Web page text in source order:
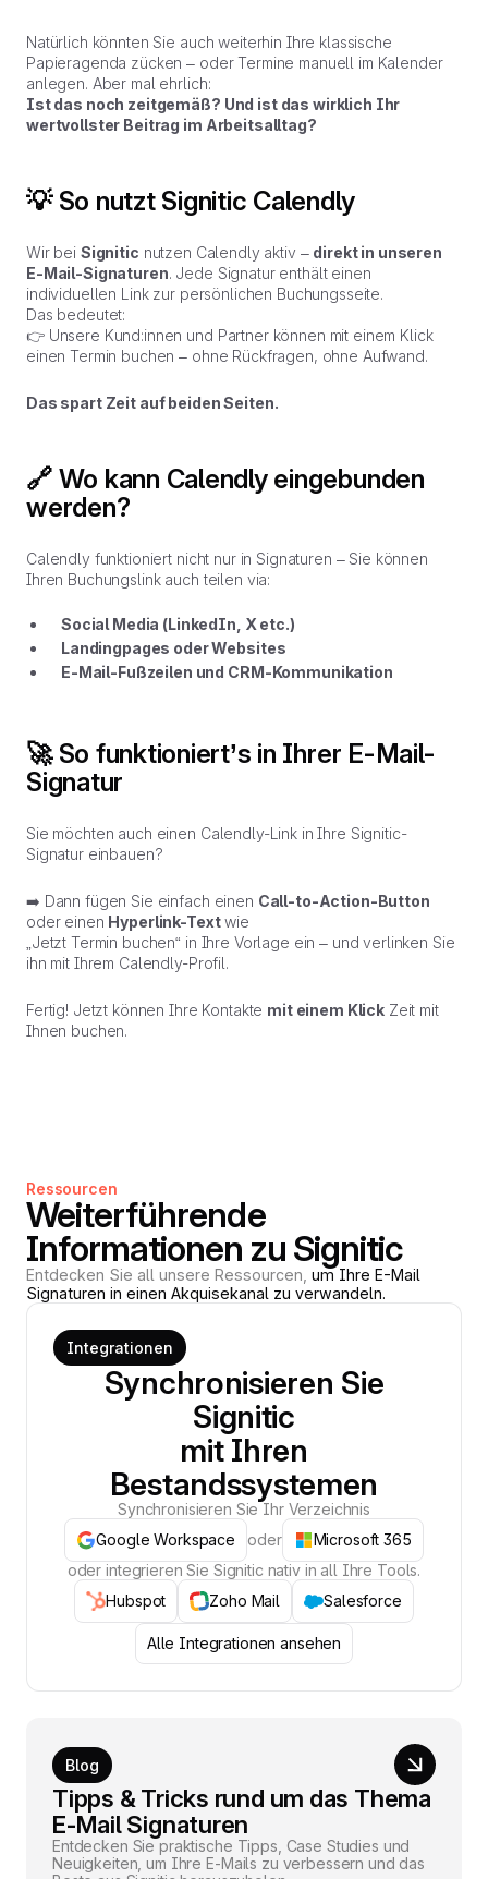
Natürlich könnten Sie auch weiterhin Ihre klassische
Papieragenda zücken – oder Termine manuell im Kalender
anlegen. Aber mal ehrlich:
Ist das noch zeitgemäß? Und ist das wirklich Ihr
wertvollster Beitrag im Arbeitsalltag?
💡 So nutzt Signitic Calendly
Wir bei Signitic nutzen Calendly aktiv – direkt in unseren
E-Mail-Signaturen. Jede Signatur enthält einen
individuellen Link zur persönlichen Buchungsseite.
Das bedeutet:
👉 Unsere Kund:innen und Partner können mit einem Klick
einen Termin buchen – ohne Rückfragen, ohne Aufwand.
Das spart Zeit auf beiden Seiten.
🔗 Wo kann Calendly eingebunden
werden?
Calendly funktioniert nicht nur in Signaturen – Sie können
Ihren Buchungslink auch teilen via:
Social Media (LinkedIn, X etc.)
Landingpages oder Websites
E-Mail-Fußzeilen und CRM-Kommunikation
🚀 So funktioniert’s in Ihrer E-Mail-
Signatur
Sie möchten auch einen Calendly-Link in Ihre Signitic-
Signatur einbauen?
➡️ Dann fügen Sie einfach einen Call-to-Action-Button
oder einen Hyperlink-Textwie
„Jetzt Termin buchen“ in Ihre Vorlage ein – und verlinken Sie
ihn mit Ihrem Calendly-Profil.
Fertig! Jetzt können Ihre Kontakte mit einem Klick Zeit mit
Ihnen buchen.
Ressourcen
Weiterführende
Informationen zu Signitic
Entdecken Sie all unsere Ressourcen, um Ihre E-Mail
Signaturen in einen Akquisekanal zu verwandeln.
Integrationen
Synchronisieren Sie
Signitic
mit Ihren
Bestandssystemen
Synchronisieren Sie Ihr Verzeichnis
Google Workspace
oder
Microsoft 365
oder integrieren Sie Signitic nativ in all Ihre Tools.
Hubspot
Zoho Mail Salesforce
Alle Integrationen ansehen
Blog
Tipps & Tricks rund um das Thema
E-Mail Signaturen
Entdecken Sie praktische Tipps, Case Studies und
Neuigkeiten, um Ihre E-Mails zu verbessern und das